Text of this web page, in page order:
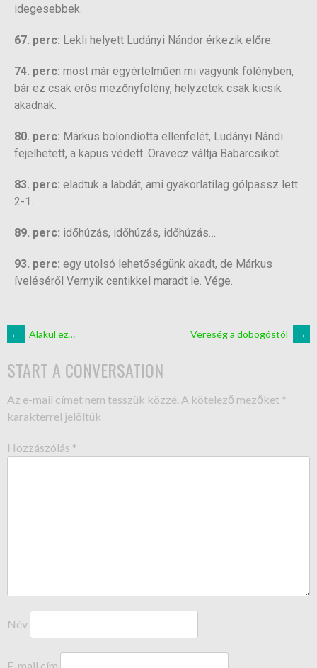
idegesebbek.
67. perc: Lekli helyett Ludányi Nándor érkezik előre.
74. perc: most már egyértelműen mi vagyunk fölényben,
bár ez csak erős mezőnyfölény, helyzetek csak kicsik
akadnak.
80. perc: Márkus bolondíotta ellenfelét, Ludányi Nándi
fejelhetett, a kapus védett. Oravecz váltja Babarcsikot.
83. perc: eladtuk a labdát, ami gyakorlatilag gólpassz lett.
2-1.
89. perc: időhúzás, időhúzás, időhúzás…
93. perc: egy utolsó lehetőségünk akadt, de Márkus
íveléséről Vernyik centikkel maradt le. Vége.
← Alakul ez… Vereség a dobogóstól →
START A CONVERSATION
Az e-mail címet nem tesszük közzé. A kötelező mezőket *
karakterrel jelöltük
Hozzászólás *
Név